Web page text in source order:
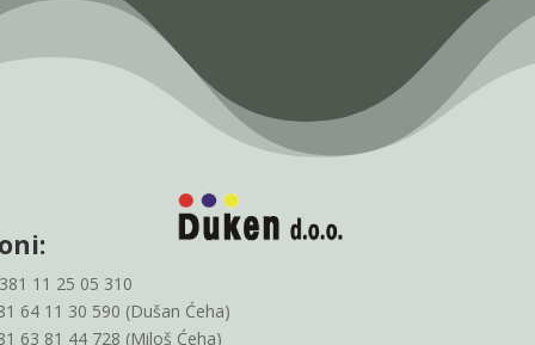
11 25 05 310
64 11 30 590 (Dušan Ćeha)
63 81 44 728 (Miloš Ćeha)